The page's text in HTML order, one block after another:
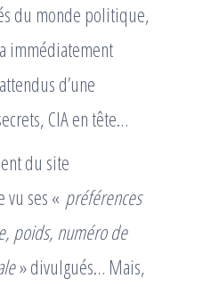
du monde politique,
immédiatement
d’une
CIA en tête…
du site
vu ses « préférences
poids, numéro de
» divulgués… Mais,